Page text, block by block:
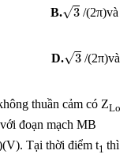
Ω B.√3 /(2π)và
D.√3 /(2π)và
thuần cảm có ZLo
đoạn mạch MB
Tại thời điểm t1 thì